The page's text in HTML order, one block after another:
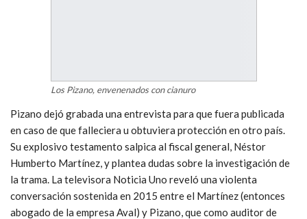
Los Pizano, envenenados con cianuro
Pizano dejó grabada una entrevista para que fuera publicada
en caso de que falleciera u obtuviera protección en otro país.
Su explosivo testamento salpica al fiscal general, Néstor
Humberto Martínez, y plantea dudas sobre la investigación de
la trama. La televisora Noticia Uno reveló una violenta
conversación sostenida en 2015 entre el Martínez (entonces
abogado de la empresa Aval) y Pizano, que como auditor de